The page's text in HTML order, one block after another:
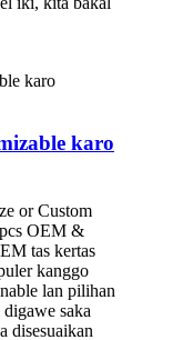
karo
or Custom
OEM &
tas kertas
kanggo
lan pilihan
saka
disesuaikan